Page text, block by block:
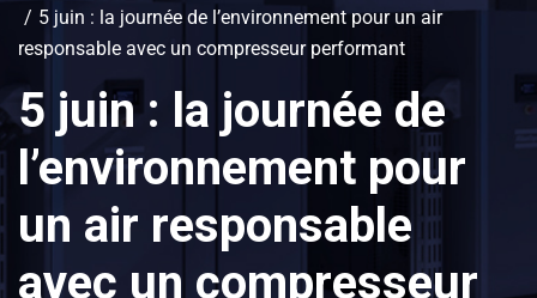
5 juin : la journée de l’environnement pour un air
responsable avec un compresseur performant
5 juin : la journée de
l’environnement pour
un air responsable
avec un compresseur